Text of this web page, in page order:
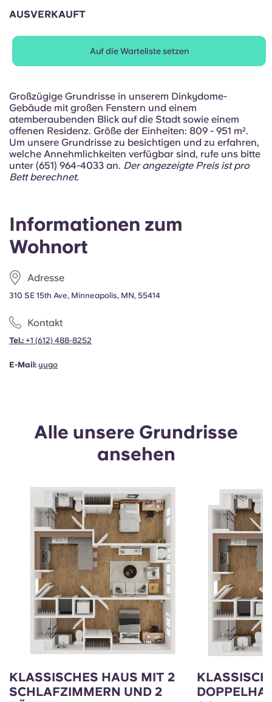
Italian
French
Portuguese
Informationen zum
Wohnort
Adresse
310 SE 15th Ave, Minneapolis, MN, 55414
Kontakt
Tel.: +1 (612) 488-8252
E-Mail: yugo
AUSVERKAUFT
Auf die Warteliste setzen
Großzügige Grundrisse in unserem Dinkydome-
Gebäude mit großen Fenstern und einem
atemberaubenden Blick auf die Stadt sowie einem
offenen Residenz. Größe der Einheiten: 809 - 951 m².
Um unsere Grundrisse zu besichtigen und zu erfahren,
welche Annehmlichkeiten verfügbar sind, rufe uns bitte
unter (651) 964-4033 an. Der angezeigte Preis ist pro
Bett berechnet.
Alle unsere Grundrisse
ansehen
KLASSISCHES HAUS MIT 2
SCHLAFZIMMERN UND 2